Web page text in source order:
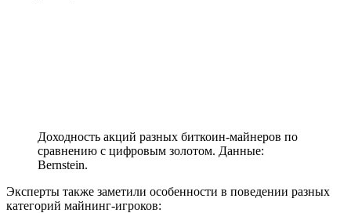
Доходность акций разных биткоин-майнеров по
сравнению с цифровым золотом. Данные:
Bernstein.
Эксперты также заметили особенности в поведении разных
категорий майнинг-игроков: